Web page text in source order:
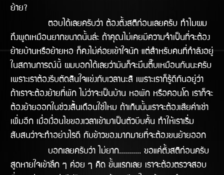
ย้าย?
ตอบได้เลยครับว่า ต้องตั้งสติก่อนเลยครับ ทำไมผม
ถึงพูดเหมือนยากขนาดนั้นล่ะ ถ้าคุณไม่เคยมีความจำเป็นที่จะต้อง
ย้ายบ้านหรือย้ายหอ ก็คงไม่ค่อยเข้้าใจนัก แต่สำหรับคนที่กำลังอยู่
ในสถานการณ์นี้ ผมบอกได้เลยว่ามันก็จะมึนตึ๊บเหมือนกันนะครับ
เพราะเราต้องรีบตัดสินใจแข่งกับเวลานะสิ เพราะเราก็รู้ดีกันอยู่ว่า
ถ้าเราจะต้องย้ายที่พัก ไม่ว่าจะเป็นบ้าน หอพัก หรือคอนโด เราก็จะ
ต้องย้ายออกในช่่วงสิ้นเดือนใช่ไหม ถ้าเกินนั้นเราจะต้องเสียค่าเช่า
เพิ่มอีก เมื่อเงื่อนไขของเวลาเข้ามาเป็นตัวบีบคั้น ทำให้เราเริ่ม
สับสนว่าจะทำอย่างไรดี กับข้าวของมากมายที่จะต้องขนย้ายออก
บอกเลยครับว่า ไม่ยาก........... ขอแค่ตั้งสติก่อนครับ
สูดหายใจเข้าลึก ๆ ค่อย ๆ คิด ขั้นแรกเลย เราจะต้องตรวจสอบ